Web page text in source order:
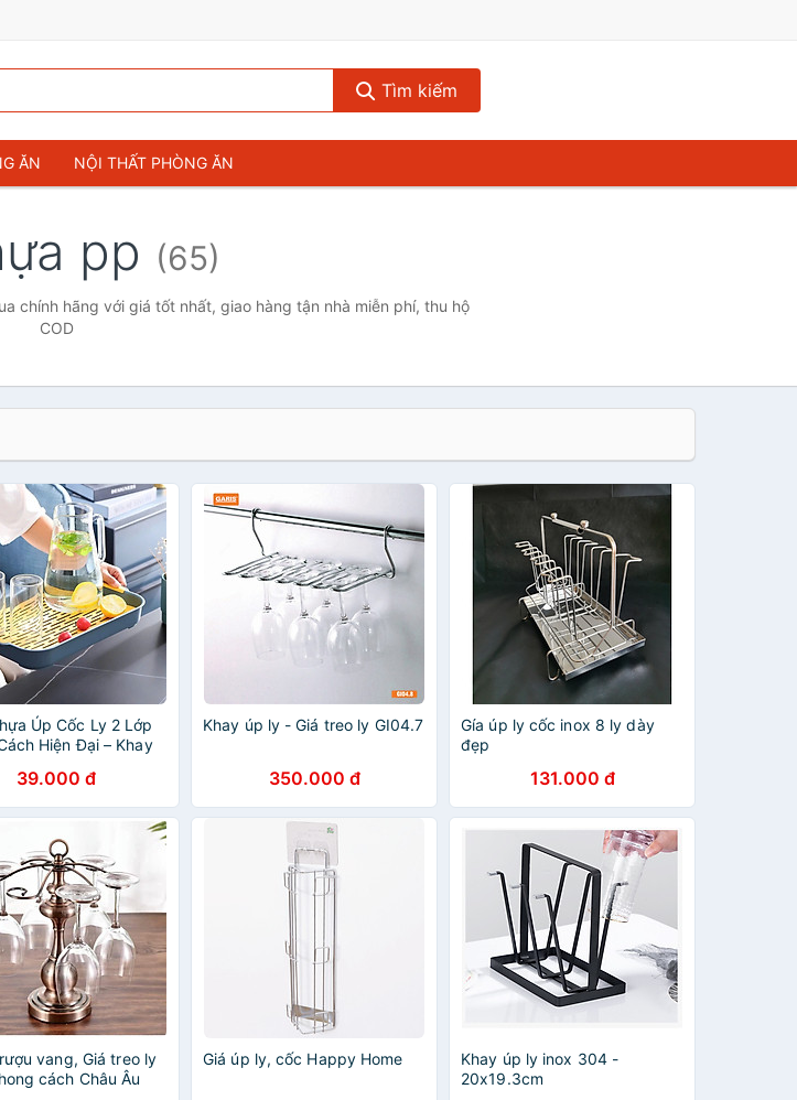
Tìm kiếm
ĂN NỘI THẤT PHÒNG ĂN
pp (65)
chính hãng với giá tốt nhất, giao hàng tận nhà miễn phí, thu hộ
COD
Úp Cốc Ly 2 Lớp
Hiện Đại – Khay
- HÀNG CHÍNH
39.000 đ
Khay úp ly - Giá treo ly GI04.7
350.000 đ
Gía úp ly cốc inox 8 ly dày
đẹp
131.000 đ
vang, Giá treo ly
cách Châu Âu
Giá úp ly, cốc Happy Home
Khay úp ly inox 304 -
20x19.3cm